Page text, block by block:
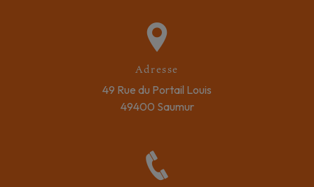
Adresse
49 Rue du Portail Louis
49400 Saumur